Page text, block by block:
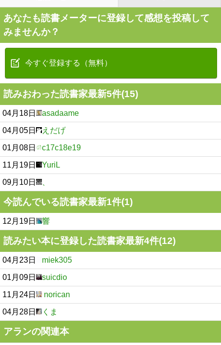
あなたも読書メーターに登録して感想を投稿して
みませんか？
今すぐ登録する（無料）
読みおわった読書家最新5件(15)
04月18日 asadaame
04月05日 えだげ
01月08日 c17c18e19
11月19日 YuriL
09月10日
今読んでいる読書家最新1件(1)
12月19日 響
読みたい本に登録した読書家最新4件(12)
04月23日 miek305
01月09日 suicdio
11月24日 norican
04月28日 くま
アランの関連本